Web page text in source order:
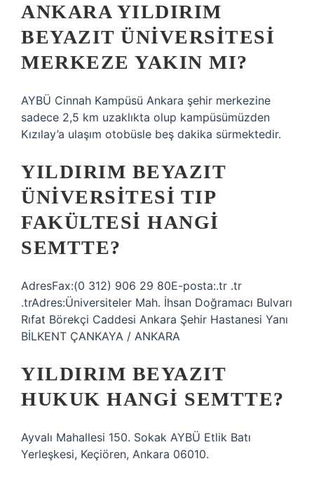
ANKARA YILDIRIM
BEYAZIT ÜNIVERSITESI
MERKEZE YAKIN MI?
AYBÜ Cinnah Kampüsü Ankara şehir merkezine
sadece 2,5 km uzaklıkta olup kampüsümüzden
Kızılay’a ulaşım otobüsle beş dakika sürmektedir.
YILDIRIM BEYAZIT
ÜNIVERSITESI TIP
FAKÜLTESI HANGI
SEMTTE?
AdresFax:(0 312) 906 29 80E-posta:.tr .tr
.trAdres:Üniversiteler Mah. İhsan Doğramacı Bulvarı
Rıfat Börekçi Caddesi Ankara Şehir Hastanesi Yanı
BİLKENT ÇANKAYA / ANKARA
YILDIRIM BEYAZIT
HUKUK HANGI SEMTTE?
Ayvalı Mahallesi 150. Sokak AYBÜ Etlik Batı
Yerleşkesi, Keçiören, Ankara 06010.